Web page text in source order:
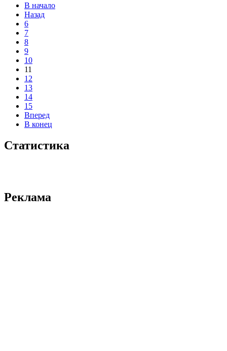
В начало
Назад
6
7
8
9
10
11
12
13
14
15
Вперед
В конец
Статистика
Реклама